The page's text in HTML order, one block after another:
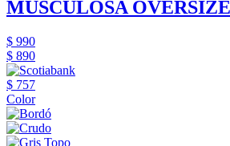
MUSCULOSA
$ 990
$ 890
$ 757
Color